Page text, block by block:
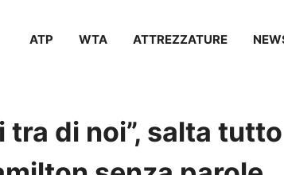
ATP WTA ATTREZZATURE
tra di noi”, salta